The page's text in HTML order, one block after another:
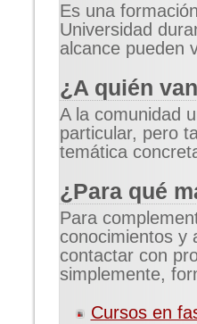
Es una
Universidad
alcance pueden
¿A quién
A la comunidad
particular, pero
temática
¿Para qué
Para
conocimientos y
contactar con
simplemente,
Cursos en